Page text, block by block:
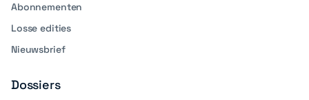
Abonnementen
Losse edities
Nieuwsbrief
Dossiers